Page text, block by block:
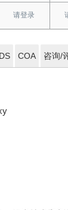
请登录
COA 咨询/